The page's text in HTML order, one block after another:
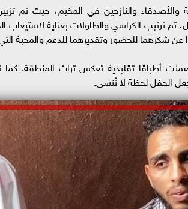
والأصدقاء والنازحين في المخيم، حيث تم
تم ترتيب الكراسي والطاولات بعناية لاستيعاب
عن شكرهما للحضور وتقديرهما للدعم والمحبة
أطباقًا تقليدية تعكس تراث المنطقة. كما
الحفل لحظة لا تُنسى.